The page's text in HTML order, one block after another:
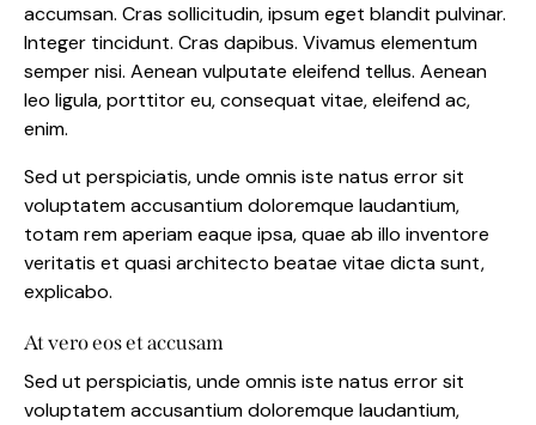
accumsan. Cras sollicitudin, ipsum eget blandit pulvinar.
Integer tincidunt. Cras dapibus. Vivamus elementum
semper nisi. Aenean vulputate eleifend tellus. Aenean
leo ligula, porttitor eu, consequat vitae, eleifend ac,
enim.
Sed ut perspiciatis, unde omnis iste natus error sit
voluptatem accusantium doloremque laudantium,
totam rem aperiam eaque ipsa, quae ab illo inventore
veritatis et quasi architecto beatae vitae dicta sunt,
explicabo.
At vero eos et accusam
Sed ut perspiciatis, unde omnis iste natus error sit
voluptatem accusantium doloremque laudantium,